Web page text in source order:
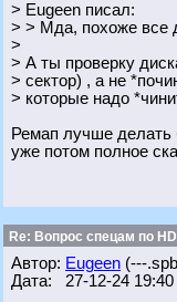
> Eugeen писал:
> > Мда, похоже все
>
> А ты проверку
> сектор) , а не
> которые надо
Ремап лучше делать
уже потом полное
Re: Вопрос спецам по
Автор: Eugeen (---
Дата: 27-12-24 19:40